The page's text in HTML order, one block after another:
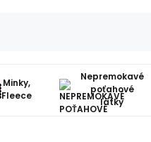
Minky,
Fleece
Nepremokavé
poťahové
látky